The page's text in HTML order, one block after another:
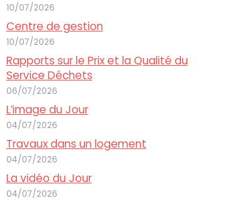
10/07/2026
Centre de gestion
10/07/2026
Rapports sur le Prix et la Qualité du
Service Déchets
06/07/2026
L’image du Jour
04/07/2026
Travaux dans un logement
04/07/2026
La vidéo du Jour
04/07/2026